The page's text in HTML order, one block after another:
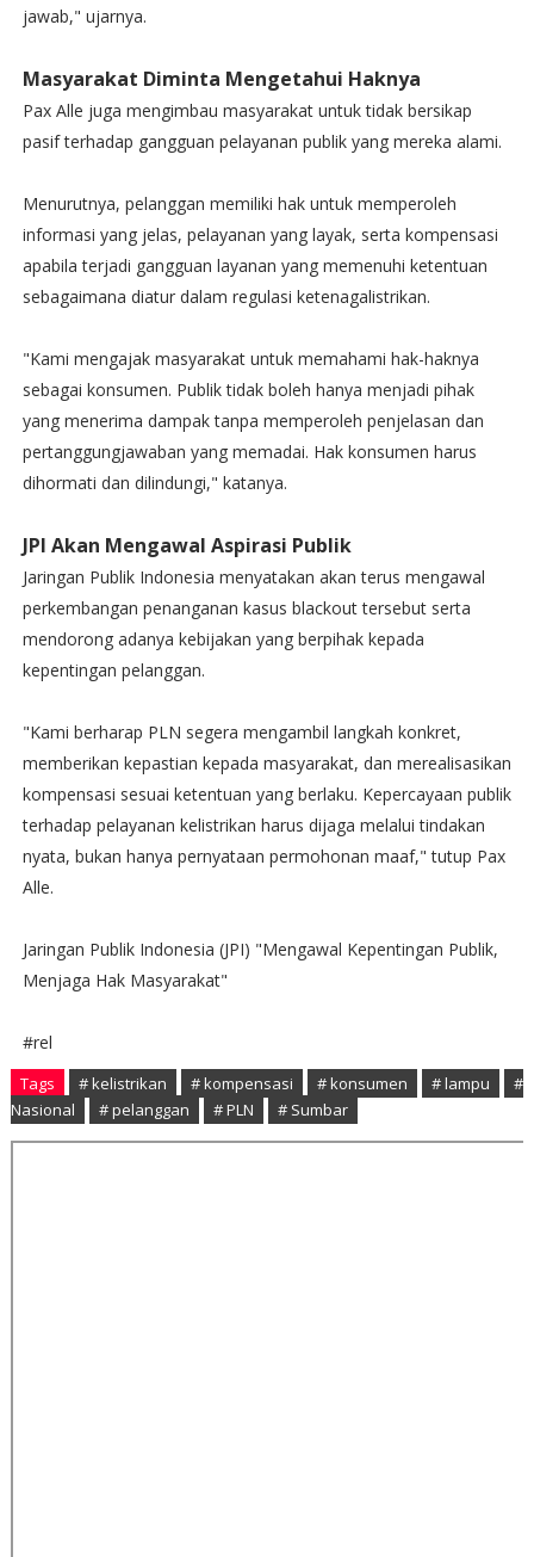
jawab," ujarnya.
Masyarakat Diminta Mengetahui Haknya
Pax Alle juga mengimbau masyarakat untuk tidak bersikap
pasif terhadap gangguan pelayanan publik yang mereka alami.
Menurutnya, pelanggan memiliki hak untuk memperoleh
informasi yang jelas, pelayanan yang layak, serta kompensasi
apabila terjadi gangguan layanan yang memenuhi ketentuan
sebagaimana diatur dalam regulasi ketenagalistrikan.
"Kami mengajak masyarakat untuk memahami hak-haknya
sebagai konsumen. Publik tidak boleh hanya menjadi pihak
yang menerima dampak tanpa memperoleh penjelasan dan
pertanggungjawaban yang memadai. Hak konsumen harus
dihormati dan dilindungi," katanya.
JPI Akan Mengawal Aspirasi Publik
Jaringan Publik Indonesia menyatakan akan terus mengawal
perkembangan penanganan kasus blackout tersebut serta
mendorong adanya kebijakan yang berpihak kepada
kepentingan pelanggan.
"Kami berharap PLN segera mengambil langkah konkret,
memberikan kepastian kepada masyarakat, dan merealisasikan
kompensasi sesuai ketentuan yang berlaku. Kepercayaan publik
terhadap pelayanan kelistrikan harus dijaga melalui tindakan
nyata, bukan hanya pernyataan permohonan maaf," tutup Pax
Alle.
Jaringan Publik Indonesia (JPI) "Mengawal Kepentingan Publik,
Menjaga Hak Masyarakat"
#rel
Tags # kelistrikan # kompensasi # konsumen # lampu
#
Nasional
# pelanggan # PLN # Sumbar